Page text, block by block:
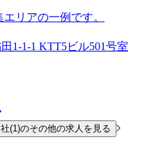
リアの一例です。
1-1-1 KTT5ビル501号室
(1)のその他の求人を見る